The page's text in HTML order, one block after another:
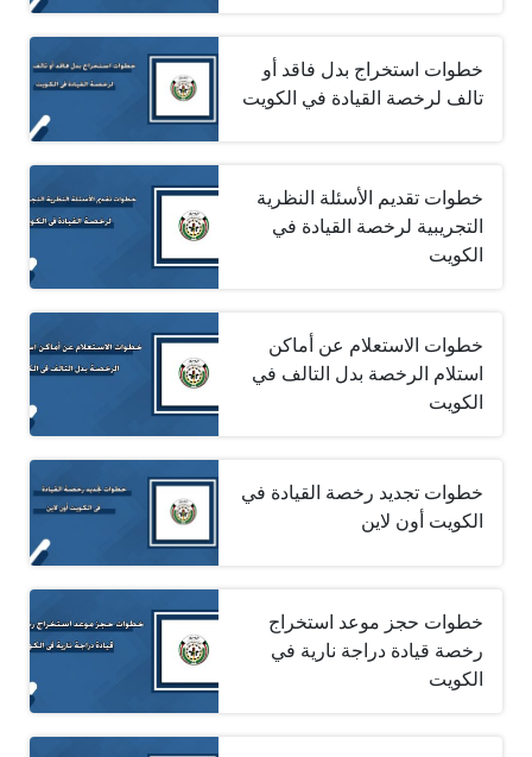
خطوات استخراج بدل فاقد أو
تالف لرخصة القيادة في الكويت
خطوات تقديم الأسئلة النظرية
التجريبية لرخصة القيادة في
الكويت
خطوات الاستعلام عن أماكن
استلام الرخصة بدل التالف في
الكويت
خطوات تجديد رخصة القيادة في
الكويت أون لاين
خطوات حجز موعد استخراج
رخصة قيادة دراجة نارية في
الكويت